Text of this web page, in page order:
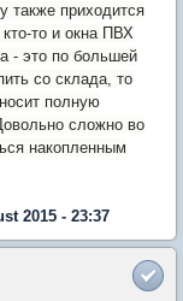
также приходится
то и окна ПВХ
- это по большей
со склада, то
полную
сложно во
накопленным
2015 - 23:37